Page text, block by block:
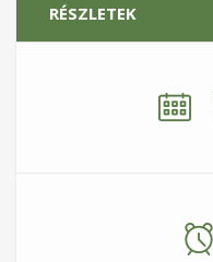
RÉSZLETEK